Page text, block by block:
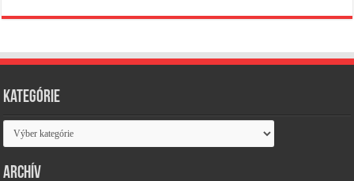
Kategórie
Kategórie
Archív